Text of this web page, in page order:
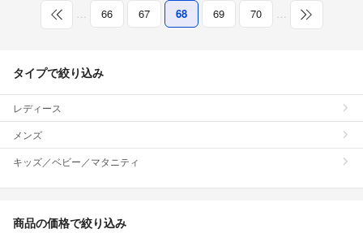
66 67 68 69 70
タイプで絞り込み
レディース
メンズ
キッズ／ベビー／マタニティ
商品の価格で絞り込み